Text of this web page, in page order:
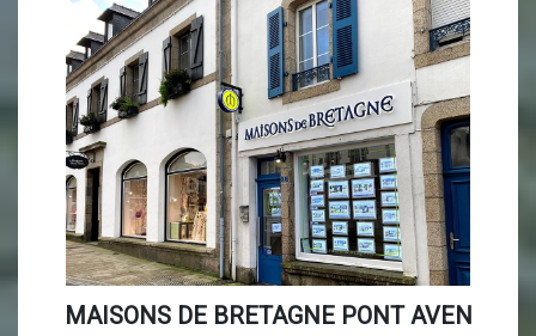
MAISONS DE BRETAGNE PONT AVEN